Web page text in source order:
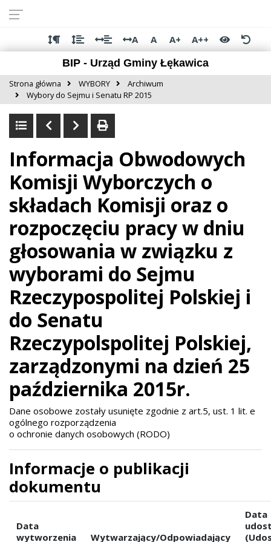
dostępności
głównej
treści
menu
stopki
A A A+
A++
BIP - Urząd Gminy Łękawica
Strona główna WYBORY
Archiwum
Wybory do Sejmu i Senatu RP 2015
Informacja Obwodowych
Komisji Wyborczych o
składach Komisji oraz o
rozpoczęciu pracy w dniu
głosowania w związku z
wyborami do Sejmu
Rzeczypospolitej Polskiej i
do Senatu
Rzeczypolspolitej Polskiej,
zarządzonymi na dzień 25
października 2015r.
Dane osobowe zostały usunięte zgodnie z art.5, ust. 1 lit. e
ogólnego rozporządzenia
o ochronie danych osobowych (RODO)
Informacje o publikacji
dokumentu
Data
wytworzenia
Wytwarzający/Odpowiadający
Data